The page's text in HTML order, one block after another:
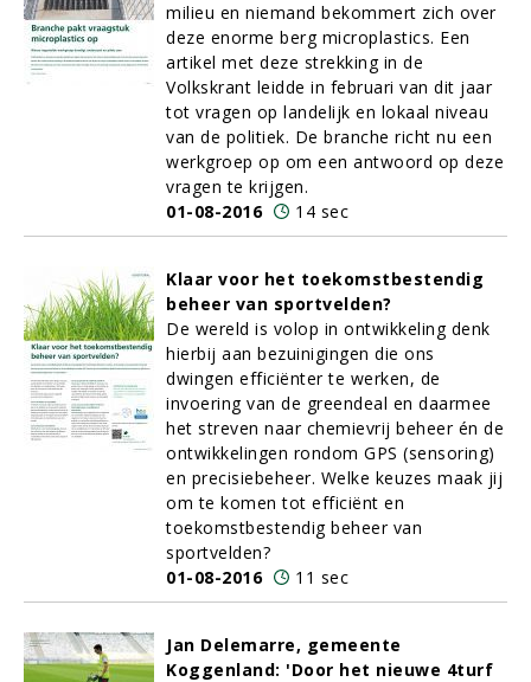
milieu en niemand bekommert zich over
deze enorme berg microplastics. Een
artikel met deze strekking in de
Volkskrant leidde in februari van dit jaar
tot vragen op landelijk en lokaal niveau
van de politiek. De branche richt nu een
werkgroep op om een antwoord op deze
vragen te krijgen.
01-08-2016
14 sec
Klaar voor het toekomstbestendig
beheer van sportvelden?
De wereld is volop in ontwikkeling denk
hierbij aan bezuinigingen die ons
dwingen efficiënter te werken, de
invoering van de greendeal en daarmee
het streven naar chemievrij beheer én de
ontwikkelingen rondom GPS (sensoring)
en precisiebeheer. Welke keuzes maak jij
om te komen tot efficiënt en
toekomstbestendig beheer van
sportvelden?
01-08-2016
11 sec
Jan Delemarre, gemeente
Koggenland: 'Door het nieuwe 4turf